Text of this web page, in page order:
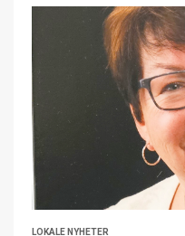
LOKALE NYHETER